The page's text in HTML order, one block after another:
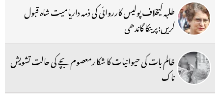
طلبہ کیخلاف پولیس کارروائی کی ذمہ داریامیت شاہ قبول
کریں:پرینکا گاندھی
ظالم بات کی حیوانیات کا شکا رمعصوم بچے کی حالت تشویش
ناک